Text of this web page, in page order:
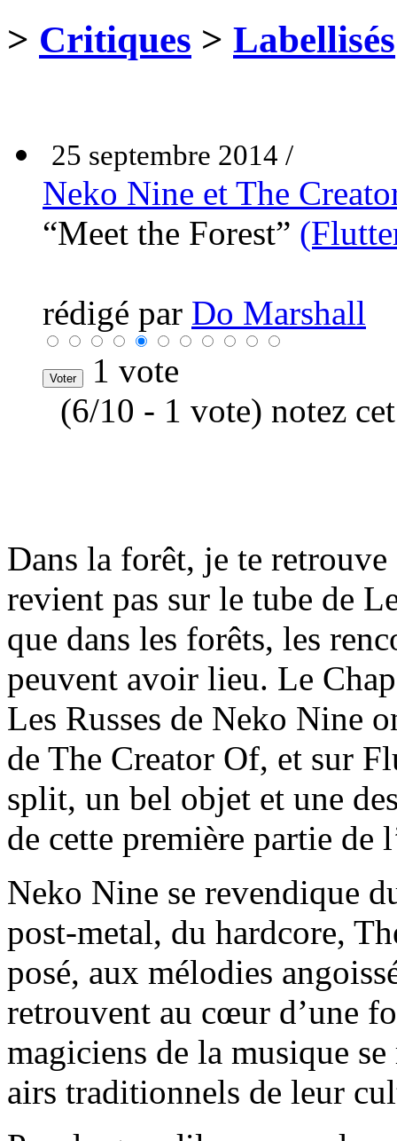
> Critiques > Labellisés
25 septembre 2014 /
Neko Nine et The
“Meet the Forest”
rédigé par Do Marshall
1 vote
(6/10 - 1 vote) notez
Dans la forêt, je te
revient pas sur le tube de
que dans les forêts, les
peuvent avoir lieu. Le
Les Russes de Neko Nine
de The Creator Of, et sur
split, un bel objet et une
de cette première partie de
Neko Nine se revendique
post-metal, du hardcore,
posé, aux mélodies
retrouvent au cœur d’une
magiciens de la musique
airs traditionnels de leur